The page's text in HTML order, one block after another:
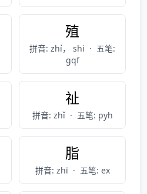
殖
拼音: zhí， shi · 五笔:
gqf
祉
拼音: zhǐ · 五笔: pyh
脂
拼音: zhī · 五笔: ex